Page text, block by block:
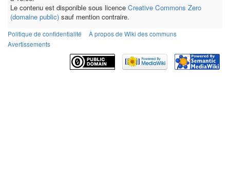
Le contenu est disponible sous licence Creative Commons Zero
(domaine public) sauf mention contraire.
Politique de confidentialité
À propos de Wiki des communs
Avertissements